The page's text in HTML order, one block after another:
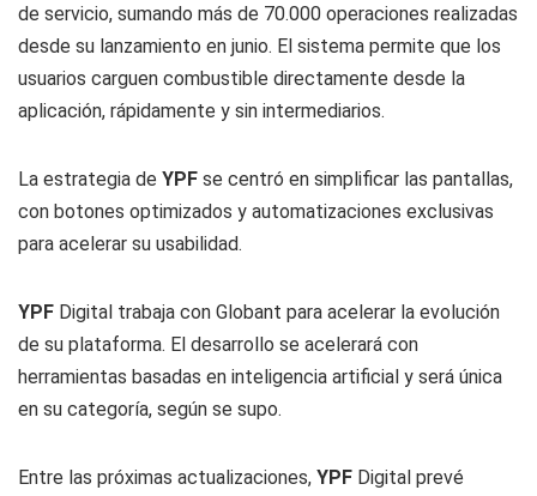
de servicio, sumando más de 70.000 operaciones realizadas
desde su lanzamiento en junio. El sistema permite que los
usuarios carguen combustible directamente desde la
aplicación, rápidamente y sin intermediarios.
La estrategia de YPF se centró en simplificar las pantallas,
con botones optimizados y automatizaciones exclusivas
para acelerar su usabilidad.
YPF Digital trabaja con Globant para acelerar la evolución
de su plataforma. El desarrollo se acelerará con
herramientas basadas en inteligencia artificial y será única
en su categoría, según se supo.
Entre las próximas actualizaciones, YPF Digital prevé